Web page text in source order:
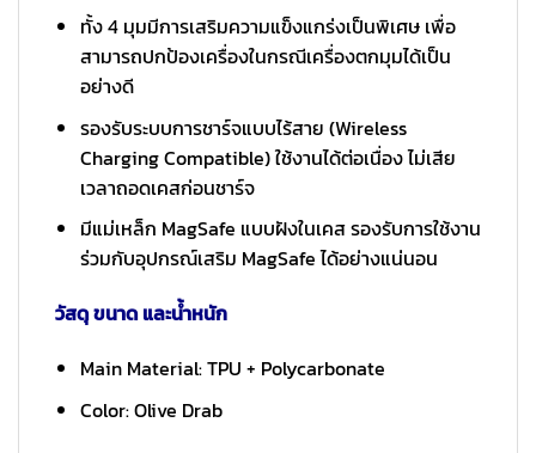
ทั้ง 4 มุมมีการเสริมความแข็งแกร่งเป็นพิเศษ เพื่อ
สามารถปกป้องเครื่องในกรณีเครื่องตกมุมได้เป็น
อย่างดี
รองรับระบบการชาร์จแบบไร้สาย (Wireless
Charging Compatible) ใช้งานได้ต่อเนื่อง ไม่เสีย
เวลาถอดเคสก่อนชาร์จ
มีแม่เหล็ก MagSafe แบบฝังในเคส รองรับการใช้งาน
ร่วมกับอุปกรณ์เสริม MagSafe ได้อย่างแน่นอน
วัสดุ ขนาด และน้ำหนัก
Main Material: TPU + Polycarbonate
Color: Olive Drab